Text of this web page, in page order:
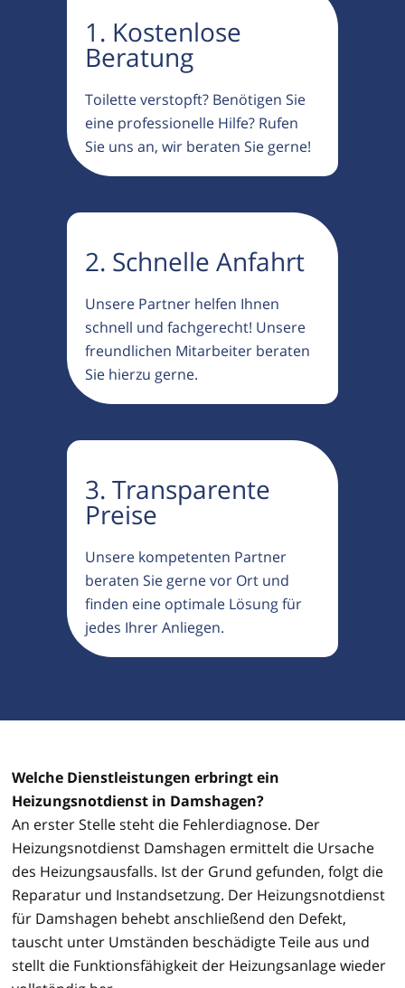
1. Kostenlose
Beratung
Toilette verstopft? Benötigen Sie
eine professionelle Hilfe? Rufen
Sie uns an, wir beraten Sie gerne!
2. Schnelle Anfahrt
Unsere Partner helfen Ihnen
schnell und fachgerecht! Unsere
freundlichen Mitarbeiter beraten
Sie hierzu gerne.
3. Transparente
Preise
Unsere kompetenten Partner
beraten Sie gerne vor Ort und
finden eine optimale Lösung für
jedes Ihrer Anliegen.
Welche Dienstleistungen erbringt ein
Heizungsnotdienst in Damshagen?
An erster Stelle steht die Fehlerdiagnose. Der
Heizungsnotdienst Damshagen ermittelt die Ursache
des Heizungsausfalls. Ist der Grund gefunden, folgt die
Reparatur und Instandsetzung. Der Heizungsnotdienst
für Damshagen behebt anschließend den Defekt,
tauscht unter Umständen beschädigte Teile aus und
stellt die Funktionsfähigkeit der Heizungsanlage wieder